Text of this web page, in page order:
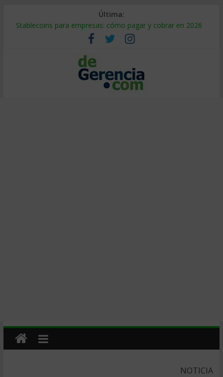
Última:
Stablecoins para empresas: cómo pagar y cobrar en 2026
Despido silencioso: qué es y por qué sale tan caro
IA en selección de personal: cómo auditarla a tiempo
Trabajo forzoso en la cadena de suministro: qué hacer
Mercado hispano de EE. UU.: cómo segmentarlo y venderle
NOTICIA